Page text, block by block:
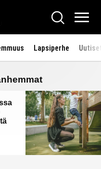
Hae
Lapsiperhe